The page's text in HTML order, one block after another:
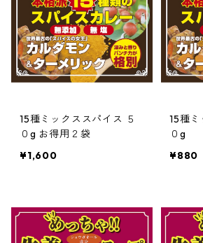
15種ミックススパイス ５
０g お得用２袋
¥1,600
15種ミ
０g
¥880